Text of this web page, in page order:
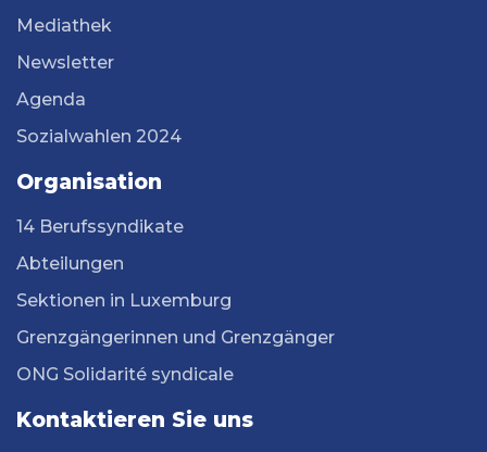
Mediathek
Newsletter
Agenda
Sozialwahlen 2024
Organisation
14 Berufssyndikate
Abteilungen
Sektionen in Luxemburg
Grenzgängerinnen und Grenzgänger
ONG Solidarité syndicale
Kontaktieren Sie uns